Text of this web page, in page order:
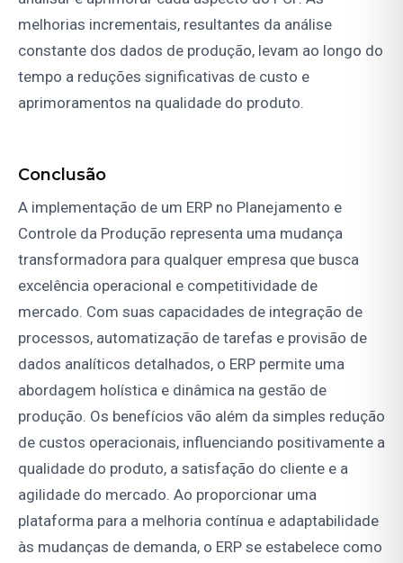
melhorias incrementais, resultantes da análise
constante dos dados de produção, levam ao longo do
tempo a reduções significativas de custo e
aprimoramentos na qualidade do produto.
Conclusão
A implementação de um ERP no Planejamento e
Controle da Produção representa uma mudança
transformadora para qualquer empresa que busca
excelência operacional e competitividade de
mercado. Com suas capacidades de integração de
processos, automatização de tarefas e provisão de
dados analíticos detalhados, o ERP permite uma
abordagem holística e dinâmica na gestão de
produção. Os benefícios vão além da simples redução
de custos operacionais, influenciando positivamente a
qualidade do produto, a satisfação do cliente e a
agilidade do mercado. Ao proporcionar uma
plataforma para a melhoria contínua e adaptabilidade
às mudanças de demanda, o ERP se estabelece como